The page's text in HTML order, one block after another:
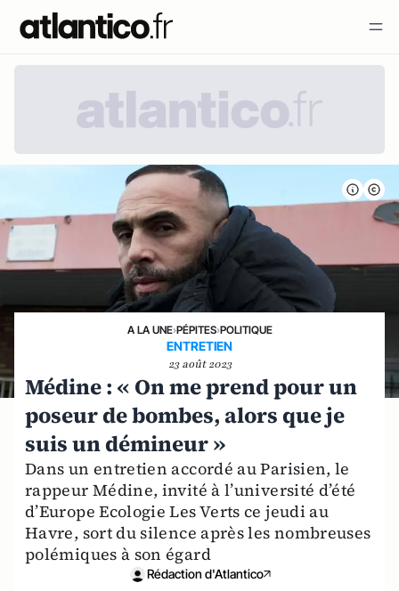
A LA UNE›PÉPITES›POLITIQUE
ENTRETIEN
23 août 2023
Médine : « On me prend pour un
poseur de bombes, alors que je
suis un démineur »
Dans un entretien accordé au Parisien, le
rappeur Médine, invité à l’université d’été
d’Europe Ecologie Les Verts ce jeudi au
Havre, sort du silence après les nombreuses
polémiques à son égard
Rédaction d'Atlantico